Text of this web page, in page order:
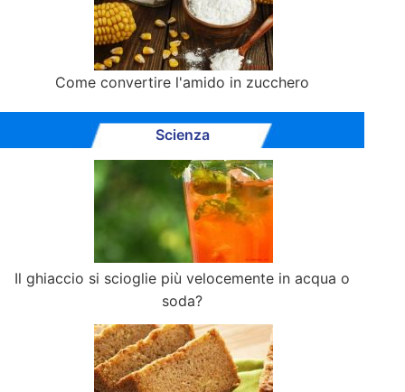
Come convertire l'amido in zucchero
Scienza
Il ghiaccio si scioglie più velocemente in acqua o
soda?